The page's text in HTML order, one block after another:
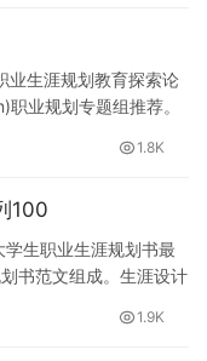
业生涯规划教育探索论
业规划专题组推荐。
1.8K
100
生职业生涯规划书最
书范文组成。生涯设计
1.9K